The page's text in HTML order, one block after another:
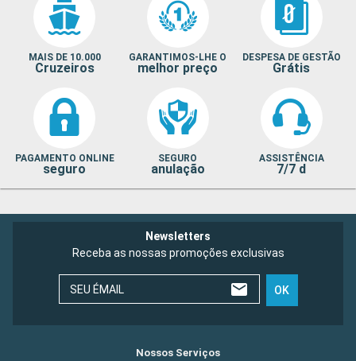
MAIS DE 10.000
Cruzeiros
GARANTIMOS-LHE O
melhor preço
DESPESA DE GESTÃO
Grátis
PAGAMENTO ONLINE
seguro
SEGURO
anulação
ASSISTÊNCIA
7/7 d
Newsletters
Receba as nossas promoções exclusivas
SEU ÉMAIL OK
Nossos Serviços